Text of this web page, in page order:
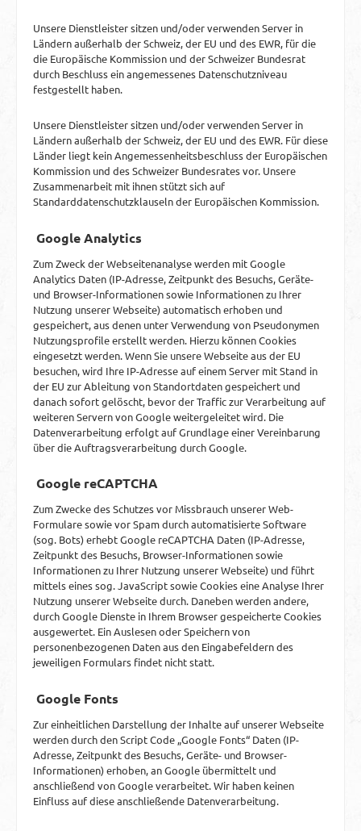
Unsere Dienstleister sitzen und/oder verwenden Server in
Ländern außerhalb der Schweiz, der EU und des EWR, für die
die Europäische Kommission und der Schweizer Bundesrat
durch Beschluss ein angemessenes Datenschutzniveau
festgestellt haben.
Unsere Dienstleister sitzen und/oder verwenden Server in
Ländern außerhalb der Schweiz, der EU und des EWR. Für diese
Länder liegt kein Angemessenheitsbeschluss der Europäischen
Kommission und des Schweizer Bundesrates vor. Unsere
Zusammenarbeit mit ihnen stützt sich auf
Standarddatenschutzklauseln der Europäischen Kommission.
Google Analytics
Zum Zweck der Webseitenanalyse werden mit Google
Analytics Daten (IP-Adresse, Zeitpunkt des Besuchs, Geräte-
und Browser-Informationen sowie Informationen zu Ihrer
Nutzung unserer Webseite) automatisch erhoben und
gespeichert, aus denen unter Verwendung von Pseudonymen
Nutzungsprofile erstellt werden. Hierzu können Cookies
eingesetzt werden. Wenn Sie unsere Webseite aus der EU
besuchen, wird Ihre IP-Adresse auf einem Server mit Stand in
der EU zur Ableitung von Standortdaten gespeichert und
danach sofort gelöscht, bevor der Traffic zur Verarbeitung auf
weiteren Servern von Google weitergeleitet wird. Die
Datenverarbeitung erfolgt auf Grundlage einer Vereinbarung
über die Auftragsverarbeitung durch Google.
Google reCAPTCHA
Zum Zwecke des Schutzes vor Missbrauch unserer Web-
Formulare sowie vor Spam durch automatisierte Software
(sog. Bots) erhebt Google reCAPTCHA Daten (IP-Adresse,
Zeitpunkt des Besuchs, Browser-Informationen sowie
Informationen zu Ihrer Nutzung unserer Webseite) und führt
mittels eines sog. JavaScript sowie Cookies eine Analyse Ihrer
Nutzung unserer Webseite durch. Daneben werden andere,
durch Google Dienste in Ihrem Browser gespeicherte Cookies
ausgewertet. Ein Auslesen oder Speichern von
personenbezogenen Daten aus den Eingabefeldern des
jeweiligen Formulars findet nicht statt.
Google Fonts
Zur einheitlichen Darstellung der Inhalte auf unserer Webseite
werden durch den Script Code „Google Fonts“ Daten (IP-
Adresse, Zeitpunkt des Besuchs, Geräte- und Browser-
Informationen) erhoben, an Google übermittelt und
anschließend von Google verarbeitet. Wir haben keinen
Einfluss auf diese anschließende Datenverarbeitung.